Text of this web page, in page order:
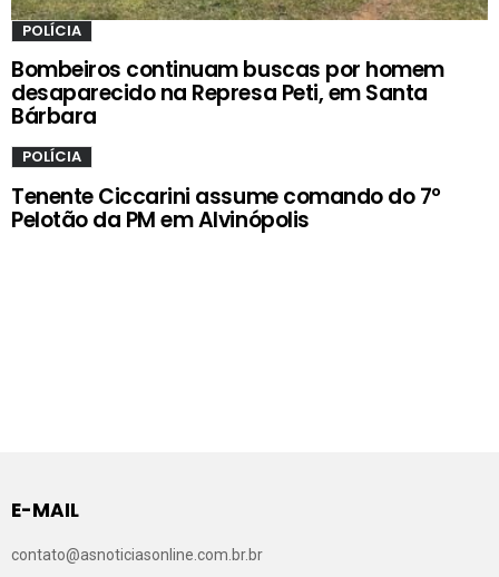
POLÍCIA
Bombeiros continuam buscas por homem
desaparecido na Represa Peti, em Santa
Bárbara
POLÍCIA
Tenente Ciccarini assume comando do 7º
Pelotão da PM em Alvinópolis
E-MAIL
contato@asnoticiasonline.com.br.br